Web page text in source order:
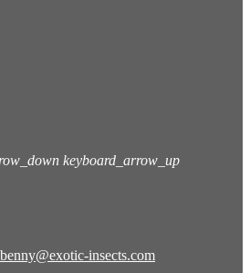
keyboard_arrow_up
benny@exotic-insects.com